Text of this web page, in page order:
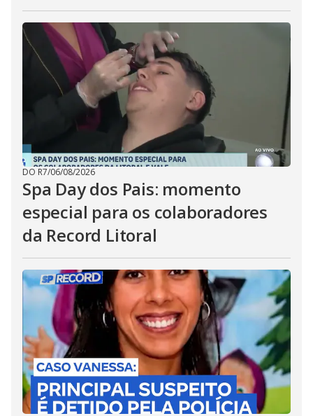
DO R7/06/08/2026
Spa Day dos Pais: momento
especial para os colaboradores
da Record Litoral